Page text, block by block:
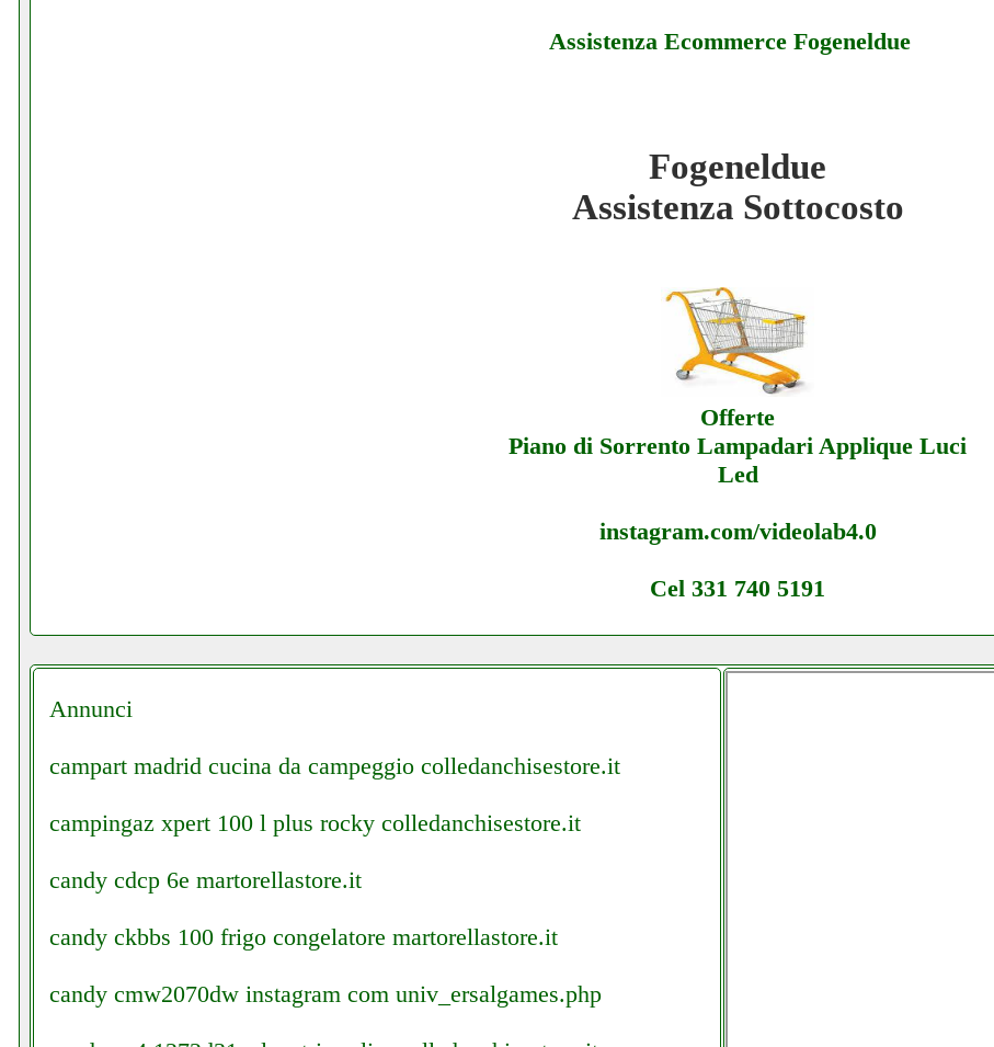
Assistenza Ecommerce Fogeneldue
Fogeneldue - Assistenza Ecommerce Fogeneldue - SottocostoFogeneldue
Assistenza Sottocosto
Offerte
Piano di Sorrento Lampadari Applique Luci
Led
instagram.com/videolab4.0
Cel 331 740 5191
Annunci
campart madrid cucina da campeggio colledanchisestore.it
campingaz xpert 100 l plus rocky colledanchisestore.it
candy cdcp 6e martorellastore.it
candy ckbbs 100 frigo congelatore martorellastore.it
candy cmw2070dw instagram com univ_ersalgames.php